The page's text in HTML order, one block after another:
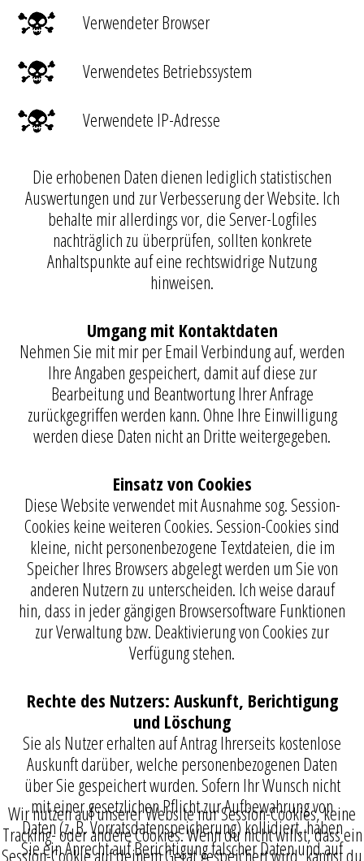
Verwendeter Browser
Verwendetes Betriebssystem
Verwendete IP-Adresse
Die erhobenen Daten dienen lediglich statistischen
Auswertungen und zur Verbesserung der Website. Ich
behalte mir allerdings vor, die Server-Logfiles
nachträglich zu überprüfen, sollten konkrete
Anhaltspunkte auf eine rechtswidrige Nutzung
hinweisen.
Umgang mit Kontaktdaten
Nehmen Sie mit mir per Email Verbindung auf, werden
Ihre Angaben gespeichert, damit auf diese zur
Bearbeitung und Beantwortung Ihrer Anfrage
zurückgegriffen werden kann. Ohne Ihre Einwilligung
werden diese Daten nicht an Dritte weitergegeben.
Einsatz von Cookies
Diese Website verwendet mit Ausnahme sog. Session-
Cookies keine weiteren Cookies. Session-Cookies sind
kleine, nicht personenbezogene Textdateien, die im
Speicher Ihres Browsers abgelegt werden um Sie von
anderen Nutzern zu unterscheiden. Ich weise darauf
hin, dass in jeder gängigen Browsersoftware Funktionen
zur Verwaltung bzw. Deaktivierung von Cookies zur
Verfügung stehen.
Rechte des Nutzers: Auskunft, Berichtigung
und Löschung
Sie als Nutzer erhalten auf Antrag Ihrerseits kostenlose
Auskunft darüber, welche personenbezogenen Daten
über Sie gespeichert wurden. Sofern Ihr Wunsch nicht
mit einer gesetzlichen Pflicht zur Aufbewahrung von
Daten (z. B. Vorratsdatenspeicherung) kollidiert, haben
Sie ein Anrecht auf Berichtigung falscher Daten und auf
Wir nutzen auf unserer Website nur Session-Cookies, keine
Tracking- oder andere Cookies. Wenn du nicht willst, dass ein
Session-Cookie auf deinem Gerät gespeichert wird, kannst du